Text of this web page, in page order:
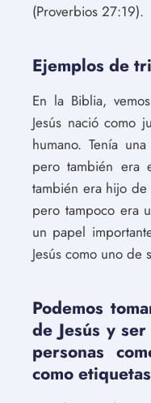
(Proverbios 27:19).
Ejemplos de
En la Biblia,
Jesús nació como
humano. Tenía
pero también era
también era hijo
pero tampoco era
un papel
Jesús como uno de
Podemos
de Jesús y
personas
como